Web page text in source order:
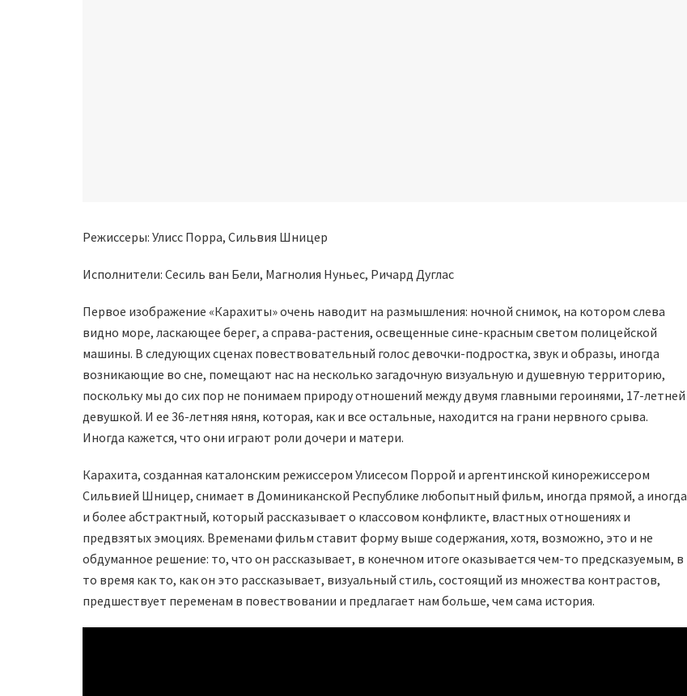
Режиссеры: Улисс Порра, Сильвия Шницер
Исполнители: Сесиль ван Бели, Магнолия Нуньес, Ричард Дуглас
Первое изображение «Карахиты» очень наводит на размышления: ночной снимок, на котором слева
видно море, ласкающее берег, а справа-растения, освещенные сине-красным светом полицейской
машины. В следующих сценах повествовательный голос девочки-подростка, звук и образы, иногда
возникающие во сне, помещают нас на несколько загадочную визуальную и душевную территорию,
поскольку мы до сих пор не понимаем природу отношений между двумя главными героинями, 17-летней
девушкой. И ее 36-летняя няня, которая, как и все остальные, находится на грани нервного срыва.
Иногда кажется, что они играют роли дочери и матери.
Карахита, созданная каталонским режиссером Улисесом Поррой и аргентинской кинорежиссером
Сильвией Шницер, снимает в Доминиканской Республике любопытный фильм, иногда прямой, а иногда
и более абстрактный, который рассказывает о классовом конфликте, властных отношениях и
предвзятых эмоциях. Временами фильм ставит форму выше содержания, хотя, возможно, это и не
обдуманное решение: то, что он рассказывает, в конечном итоге оказывается чем-то предсказуемым, в
то время как то, как он это рассказывает, визуальный стиль, состоящий из множества контрастов,
предшествует переменам в повествовании и предлагает нам больше, чем сама история.